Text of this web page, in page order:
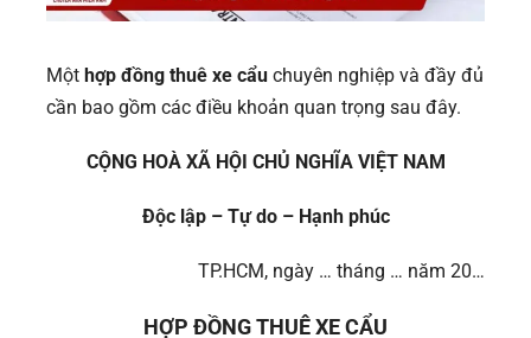
Một hợp đồng thuê xe cẩu chuyên nghiệp và đầy đủ
cần bao gồm các điều khoản quan trọng sau đây.
CỘNG HOÀ XÃ HỘI CHỦ NGHĨA VIỆT NAM
Độc lập – Tự do – Hạnh phúc
TP.HCM, ngày … tháng … năm 20…
HỢP ĐỒNG THUÊ XE CẨU